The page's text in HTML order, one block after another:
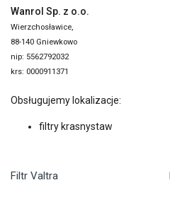
Wanrol Sp. z o.o.
Wierzchosławice,
88-140 Gniewkowo
nip: 5562792032
krs: 0000911371
Obsługujemy lokalizacje:
filtry krasnystaw
Filtr Valtra